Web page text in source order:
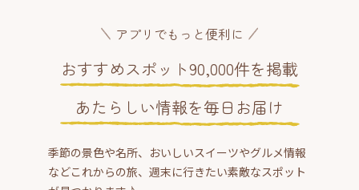
アプリでもっと便利に
おすすめスポット90,000件を掲載
あたらしい情報を毎日お届け
季節の景色や名所、おいしいスイーツやグルメ情報
などこれからの旅、週末に行きたい素敵なスポット